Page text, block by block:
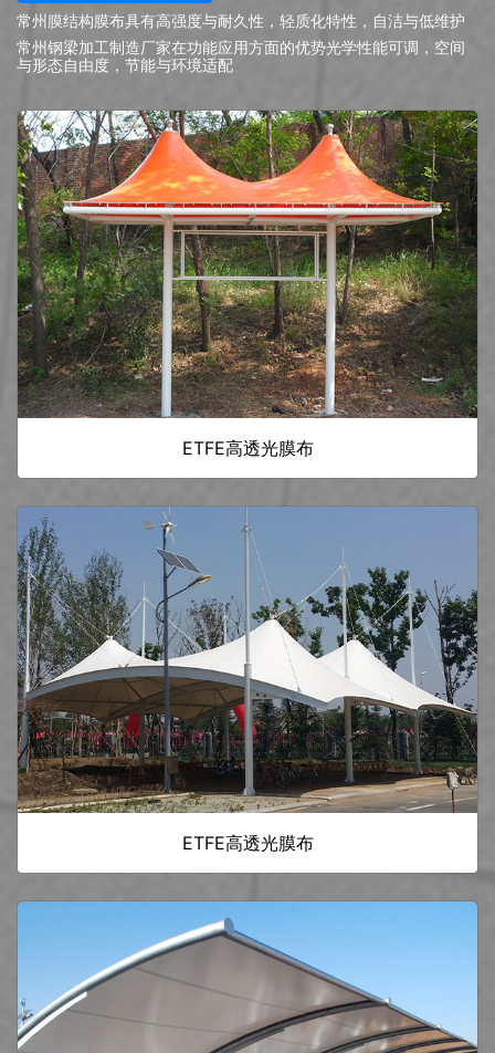
常州膜结构膜布具有高强度与耐久性，轻质化特性，自洁与低维护
常州钢梁加工制造厂家在功能应用方面的优势光学性能可调，空间
与形态自由度，节能与环境适配
ETFE高透光膜布
ETFE高透光膜布